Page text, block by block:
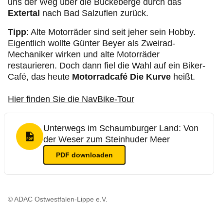
uns der Weg über die Bückeberge durch das
Extertal nach Bad Salzuflen zurück.
Tipp: Alte Motorräder sind seit jeher sein Hobby.
Eigentlich wollte Günter Beyer als Zweirad-
Mechaniker wirken und alte Motorräder
restaurieren. Doch dann fiel die Wahl auf ein Biker-
Café, das heute Motorradcafé Die Kurve heißt.
Hier finden Sie die NavBike-Tour
PDF Format
Unterwegs im Schaumburger Land: Von
der Weser zum Steinhuder Meer
PDF downloaden
© ADAC Ostwestfalen-Lippe e.V.